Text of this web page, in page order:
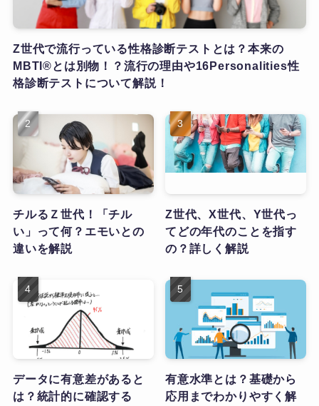
Z世代で流行っている性格診断テストとは？本来の
MBTI®とは別物！？流行の理由や16Personalities性
格診断テストについて解説！
チルるＺ世代！「チル
い」って何？エモいとの
違いを解説
Z世代、X世代、Y世代っ
てどの年代のことを指す
の？詳しく解説
データに有意差があると
は？統計的に確認する
有意水準とは？基礎から
応用までわかりやすく解